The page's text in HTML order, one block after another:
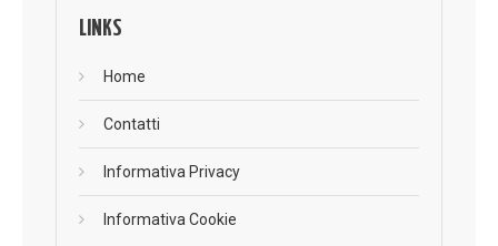
LINKS
Home
Contatti
Informativa Privacy
Informativa Cookie